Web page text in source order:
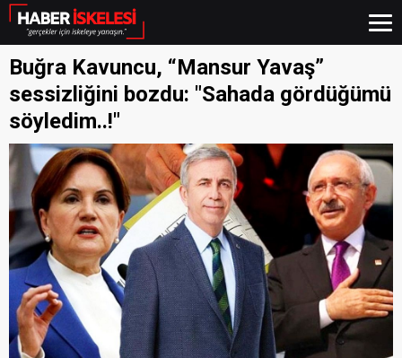
Buğra Kavuncu, “Mansur Yavaş”
sessizliğini bozdu: "Sahada gördüğümü
söyledim..!"